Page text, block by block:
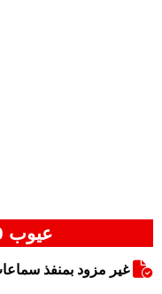
عيوب Infinix Note 60
غير مزود بمنفذ سماعات